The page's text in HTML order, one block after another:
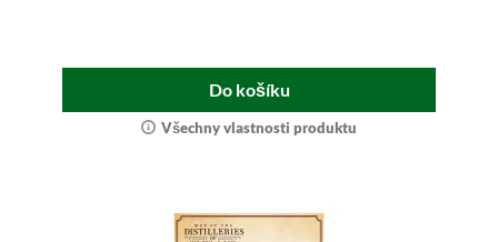
Do košíku
Všechny vlastnosti produktu